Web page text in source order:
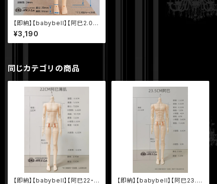
【即納】【babybell】【阿巳2.0
体・普通ver.】12.0cm 1/12 BJ
D 球体関節人形 ボディ
¥3,190
同じカテゴリの商品
【即納】【babybell】【阿巳22・
【即納】【babybell】【阿巳23.